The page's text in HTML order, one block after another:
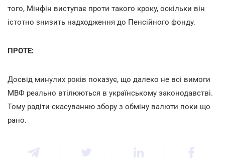
того, Мінфін виступає проти такого кроку, оскільки він
істотно знизить надходження до Пенсійного фонду.
ПРОТЕ:
Досвід минулих років показує, що далеко не всі вимоги
МВФ реально втілюються в українському законодавстві.
Тому радіти скасуванню збору з обміну валюти поки що
рано.